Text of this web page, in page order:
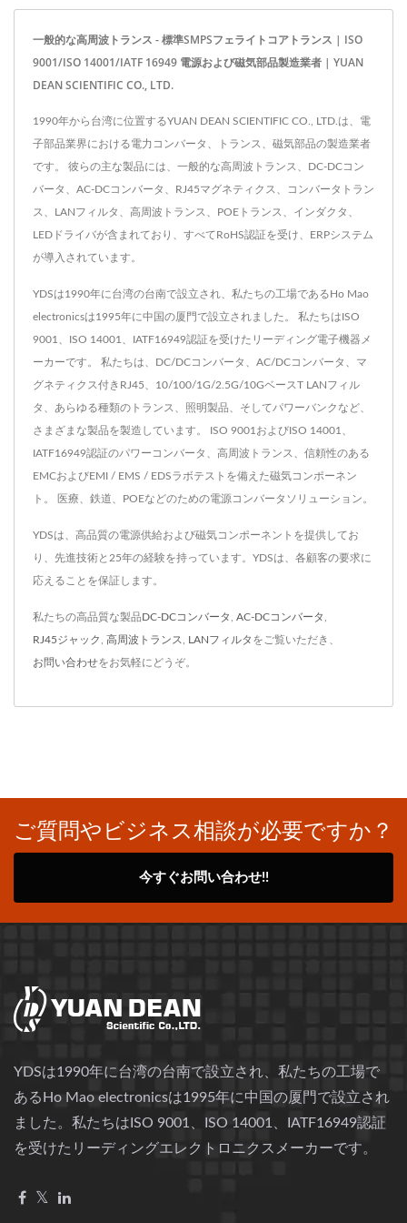
一般的な高周波トランス - 標準SMPSフェライトコアトランス | ISO
9001/ISO 14001/IATF 16949 電源および磁気部品製造業者 | YUAN
DEAN SCIENTIFIC CO., LTD.
1990年から台湾に位置するYUAN DEAN SCIENTIFIC CO., LTD.は、電
子部品業界における電力コンバータ、トランス、磁気部品の製造業者
です。 彼らの主な製品には、一般的な高周波トランス、DC-DCコン
バータ、AC-DCコンバータ、RJ45マグネティクス、コンバータトラン
ス、LANフィルタ、高周波トランス、POEトランス、インダクタ、
LEDドライバが含まれており、すべてRoHS認証を受け、ERPシステム
が導入されています。
YDSは1990年に台湾の台南で設立され、私たちの工場であるHo Mao
electronicsは1995年に中国の厦門で設立されました。 私たちはISO
9001、ISO 14001、IATF16949認証を受けたリーディング電子機器メ
ーカーです。 私たちは、DC/DCコンバータ、AC/DCコンバータ、マ
グネティクス付きRJ45、10/100/1G/2.5G/10GベースT LANフィル
タ、あらゆる種類のトランス、照明製品、そしてパワーバンクなど、
さまざまな製品を製造しています。 ISO 9001およびISO 14001、
IATF16949認証のパワーコンバータ、高周波トランス、信頼性のある
EMCおよびEMI / EMS / EDSラボテストを備えた磁気コンポーネン
ト。 医療、鉄道、POEなどのための電源コンバータソリューション。
YDSは、高品質の電源供給および磁気コンポーネントを提供してお
り、先進技術と25年の経験を持っています。YDSは、各顧客の要求に
応えることを保証します。
私たちの高品質な製品 DC-DCコンバータ AC-DCコンバータ
RJ45ジャック 高周波トランス LANフィルタ をご覧いただき、
お問い合わせをお気軽にどうぞ。
ご質問やビジネス相談が必要ですか？
今すぐお問い合わせ!!
YDSは1990年に台湾の台南で設立され、私たちの工場で
あるHo Mao electronicsは1995年に中国の厦門で設立され
ました。私たちはISO 9001、ISO 14001、IATF16949認証
を受けたリーディングエレクトロニクスメーカーです。